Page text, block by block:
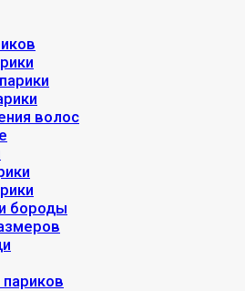
волос
бороды